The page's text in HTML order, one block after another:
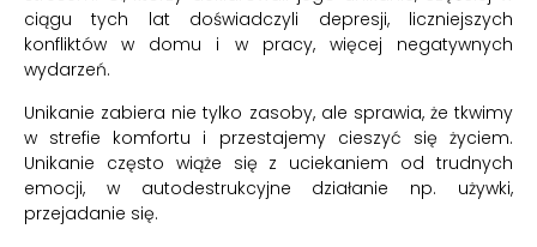
ciągu tych lat doświadczyli depresji, liczniejszych
konfliktów w domu i w pracy, więcej negatywnych
wydarzeń.
Unikanie zabiera nie tylko zasoby, ale sprawia, że tkwimy
w strefie komfortu i przestajemy cieszyć się życiem.
Unikanie często wiąże się z uciekaniem od trudnych
emocji, w autodestrukcyjne działanie np. używki,
przejadanie się.